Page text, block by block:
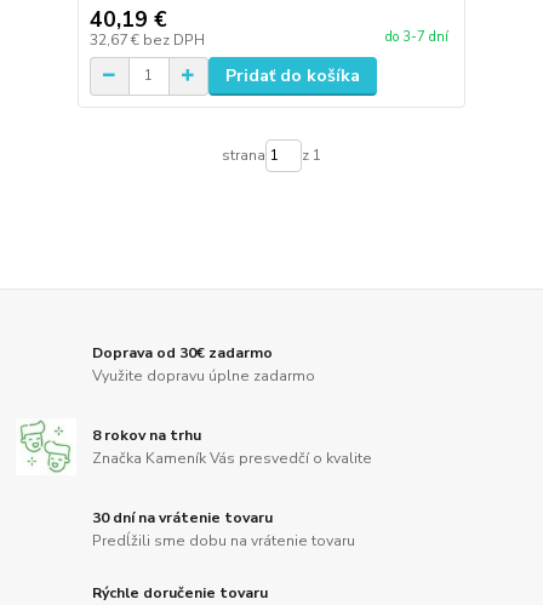
40,19 €
32,67 € bez DPH do 3-7 dní
Pridať do košíka
strana z 1
Doprava od 30€ zadarmo
Využite dopravu úplne zadarmo
8 rokov na trhu
Značka Kameník Vás presvedčí o kvalite
30 dní na vrátenie tovaru
Predĺžili sme dobu na vrátenie tovaru
Rýchle doručenie tovaru